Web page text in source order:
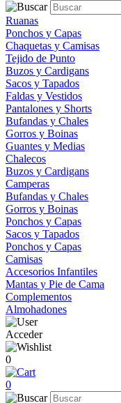
Ruanas
Ponchos y Capas
Chaquetas y Camisas
Tejido de Punto
Buzos y Cardigans
Sacos y Tapados
Faldas y Vestidos
Pantalones y Shorts
Bufandas y Chales
Gorros y Boinas
Guantes y Medias
Chalecos
Buzos y Cardigans
Camperas
Bufandas y Chales
Gorros y Boinas
Ponchos y Capas
Sacos y Tapados
Ponchos y Capas
Camisas
Accesorios Infantiles
Mantas y Pie de Cama
Complementos
Almohadones
Acceder
0
0